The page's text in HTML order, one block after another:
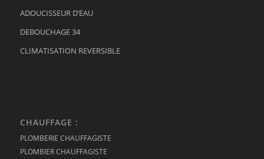
ADOUCISSEUR D’EAU
DEBOUCHAGE 34
CLIMATISATION REVERSIBLE
CHAUFFAGE :
PLOMBERIE CHAUFFAGISTE
PLOMBIER CHAUFFAGISTE